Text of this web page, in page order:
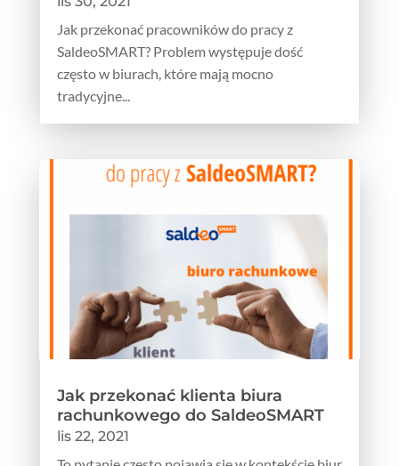
Jak przekonać pracowników do pracy z
SaldeoSMART? Problem występuje dość
często w biurach, które mają mocno
tradycyjne...
Jak przekonać klienta biura
rachunkowego do SaldeoSMART
lis 22, 2021